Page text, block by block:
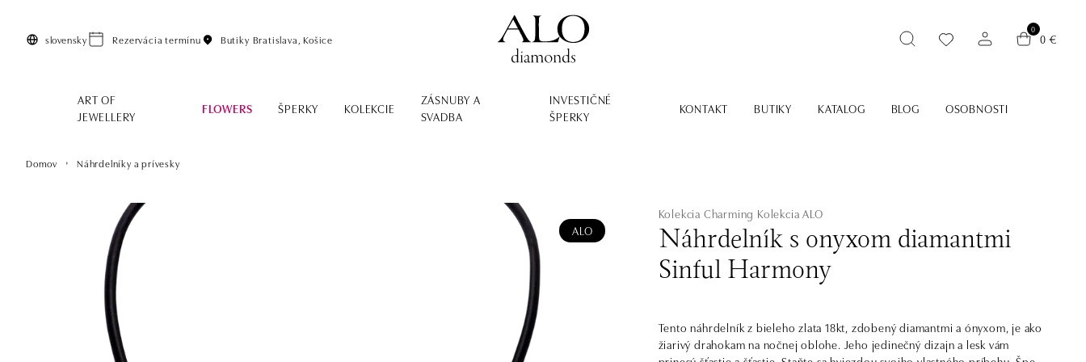
slovensky Rezervácia termínu Butiky Bratislava, Košice
0
0 €
ART OF
JEWELLERY
FLOWERS ŠPERKY KOLEKCIE
ZÁSNUBY A
SVADBA
INVESTIČNÉ
ŠPERKY
KONTAKT BUTIKY KATALOG BLOG OSOBNOSTI
Domov Náhrdelníky a prívesky
ALO
Kolekcia Charming Kolekcia ALO
Náhrdelník s onyxom diamantmi
Sinful Harmony
Tento náhrdelník z bieleho zlata 18kt, zdobený diamantmi a ónyxom, je ako
žiarivý drahokam na nočnej oblohe. Jeho jedinečný dizajn a lesk vám